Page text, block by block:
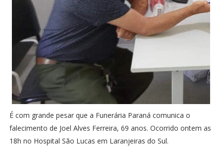
É com grande pesar que a Funerária Paraná comunica o
falecimento de Joel Alves Ferreira, 69 anos. Ocorrido ontem as
18h no Hospital São Lucas em Laranjeiras do Sul.